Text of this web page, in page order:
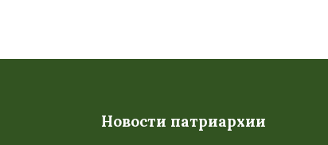
Новости патриархии